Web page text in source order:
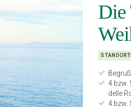
Die
4 bzw.
delle
4 bzw.